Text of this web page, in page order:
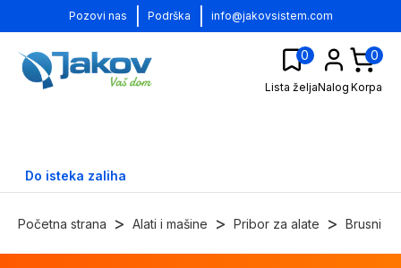
Pozovi nas Podrška info@jakovsistem.com
0
Lista željaNalog
0
Korpa
Do isteka zaliha
Početna strana > Alati i mašine > Pribor za alate > Brusni i